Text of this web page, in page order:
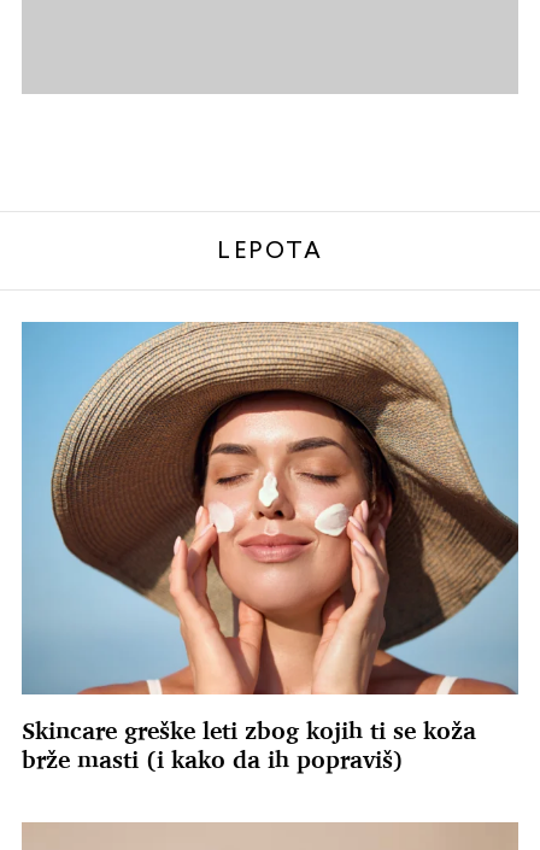
LEPOTA
Skincare greške leti zbog kojih ti se koža
brže masti (i kako da ih popraviš)